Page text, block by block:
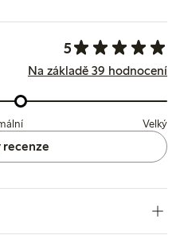
5
Na základě 39 hodnocení
Velký
recenze